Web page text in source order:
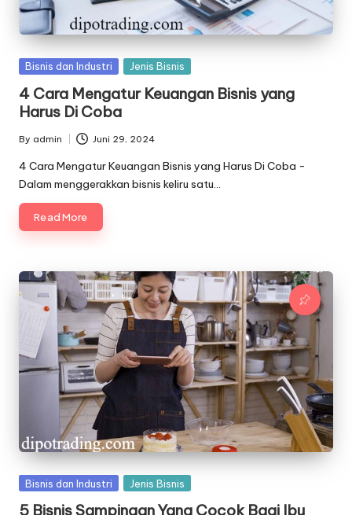
Posted
Bisnis dan Industri Jenis Bisnis
4 Cara Mengatur Keuangan Bisnis yang
Harus Di Coba
Posted
by
By admin Juni 29, 2024
4 Cara Mengatur Keuangan Bisnis yang Harus Di Coba -
Dalam menggerakkan bisnis keliru satu…
Read More
Posted
Bisnis dan Industri Jenis Bisnis
5 Bisnis Sampingan Yang Cocok Bagi Ibu